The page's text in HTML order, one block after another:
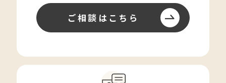
ご相談はこちら